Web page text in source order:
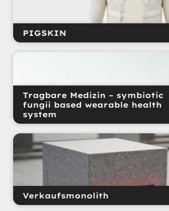
PIGSKIN
Tragbare Medizin – symbiotic
fungii based wearable health
system
Verkaufsmonolith